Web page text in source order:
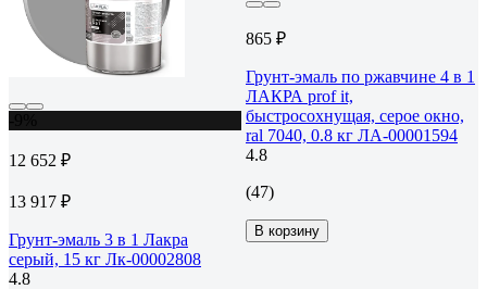
12 652 ₽
13 917 ₽
Грунт-эмаль 3 в 1 Лакра
серый, 15 кг Лк-00002808
4.8
865 ₽
Грунт-эмаль по ржавчине 4 в 1
ЛАКРА prof it,
быстросохнущая, серое окно,
ral 7040, 0.8 кг ЛА-00001594
4.8
(47)
В корзину